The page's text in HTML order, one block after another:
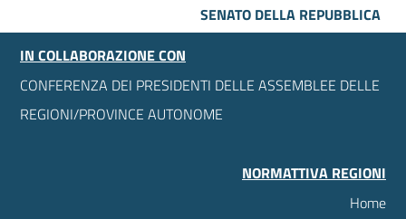
SENATO DELLA REPUBBLICA
IN COLLABORAZIONE CON
CONFERENZA DEI PRESIDENTI DELLE ASSEMBLEE DELLE
REGIONI/PROVINCE AUTONOME
NORMATTIVA REGIONI
Home